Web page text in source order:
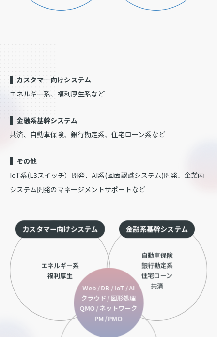
カスタマー向けシステム
エネルギー系、福利厚生系など
金融系基幹システム
共済、自動車保険、銀行勘定系、住宅ローン系など
その他
IoT系(L3スイッチ）開発、AI系(図面認識システム)開発、企業内
システム開発のマネージメントサポートなど
カスタマー向けシステム
エネルギー系
福利厚生
金融系基幹システム
自動車保険
銀行勘定系
住宅ローン
共済
Web / DB / IoT / AI
クラウド / 図形処理
QMO / ネットワーク
PM / PMO